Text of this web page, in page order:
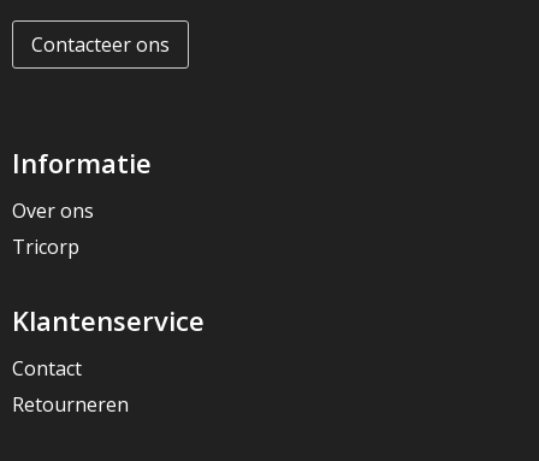
Contacteer ons
Informatie
Over ons
Tricorp
Klantenservice
Contact
Retourneren